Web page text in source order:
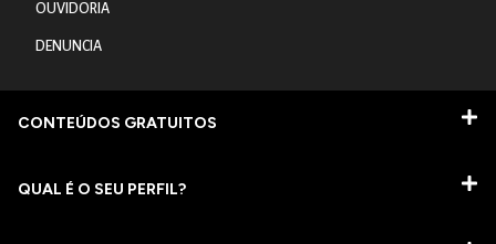
OUVIDORIA
DENUNCIA
CONTEÚDOS GRATUITOS
QUAL É O SEU PERFIL?